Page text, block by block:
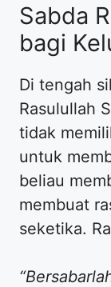
​Sabda
bagi
​Di tengah
Rasulullah
tidak
untuk
beliau
membuat
seketika.